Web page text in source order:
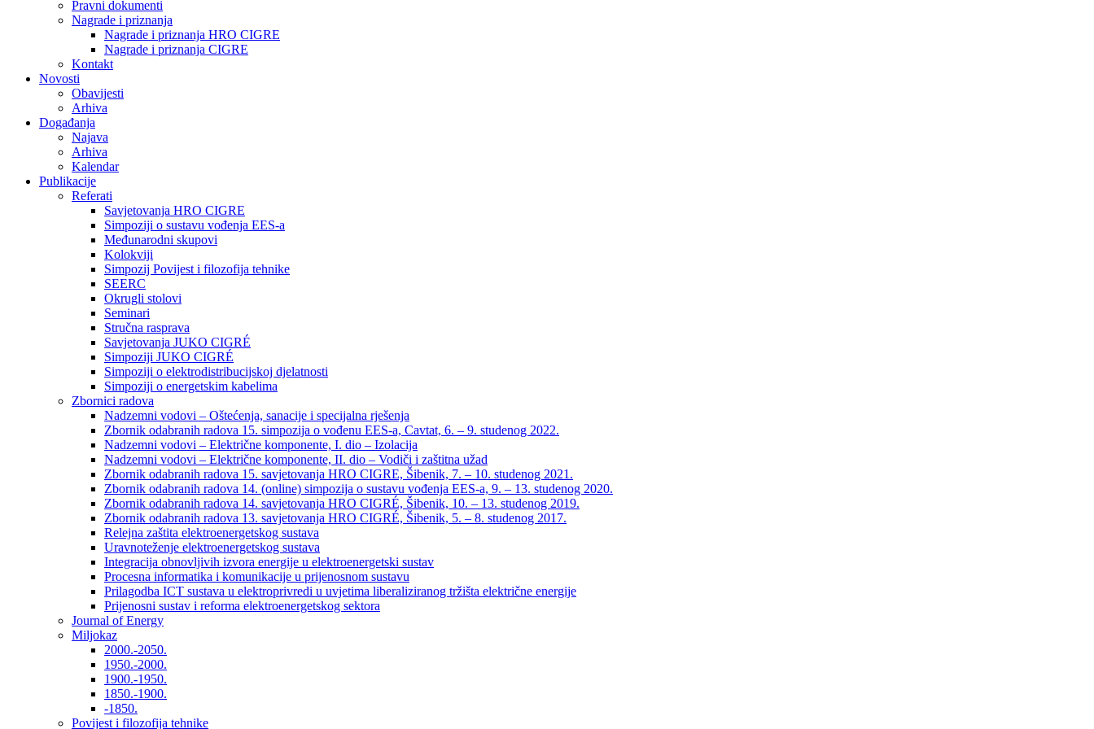
Pravni dokumenti
Nagrade i priznanja
Nagrade i priznanja HRO CIGRE
Nagrade i priznanja CIGRE
Kontakt
Novosti
Obavijesti
Arhiva
Događanja
Najava
Arhiva
Kalendar
Publikacije
Referati
Savjetovanja HRO CIGRE
Simpoziji o sustavu vođenja EES-a
Međunarodni skupovi
Kolokviji​
Simpozij Povijest i filozofija tehnike
SEERC
Okrugli stolovi
Seminari​
Stručna rasprava​
Savjetovanja JUKO CIGRÉ
Simpoziji JUKO CIGRÉ
Simpoziji o elektrodistribucijskoj djelatnosti
Simpoziji o energetskim kabelima
Zbornici radova
Nadzemni vodovi – Oštećenja, sanacije i specijalna rješenja
Zbornik odabranih radova 15. simpozija o vođenu EES-a, Cavtat, 6. – 9. studenog 2022.
Nadzemni vodovi – Električne komponente, I. dio – Izolacija
Nadzemni vodovi – Električne komponente, II. dio – Vodiči i zaštitna užad
Zbornik odabranih radova 15. savjetovanja HRO CIGRE, Šibenik, 7. – 10. studenog 2021.
Zbornik odabranih radova 14. (online) simpozija o sustavu vođenja EES-a, 9. – 13. studenog 2020.
Zbornik odabranih radova 14. savjetovanja HRO CIGRÉ, Šibenik, 10. – 13. studenog 2019.
Zbornik odabranih radova 13. savjetovanja HRO CIGRÉ, Šibenik, 5. – 8. studenog 2017.
Relejna zaštita elektroenergetskog sustava
Uravnoteženje elektroenergetskog sustava
Integracija obnovljivih izvora energije u elektroenergetski sustav
Procesna informatika i komunikacije u prijenosnom sustavu
Prilagodba ICT sustava u elektroprivredi u uvjetima liberaliziranog tržišta električne energije
Prijenosni sustav i reforma elektroenergetskog sektora
Journal of Energy
Miljokaz
2000.-2050.
1950.-2000.
1900.-1950.
1850.-1900.
-1850.
Povijest i filozofija tehnike